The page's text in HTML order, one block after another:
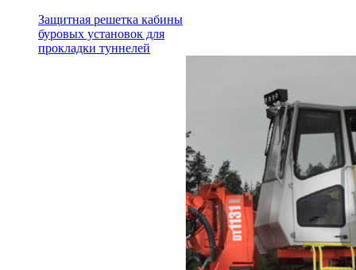
Защитная решетка кабины
буровых установок для
прокладки туннелей